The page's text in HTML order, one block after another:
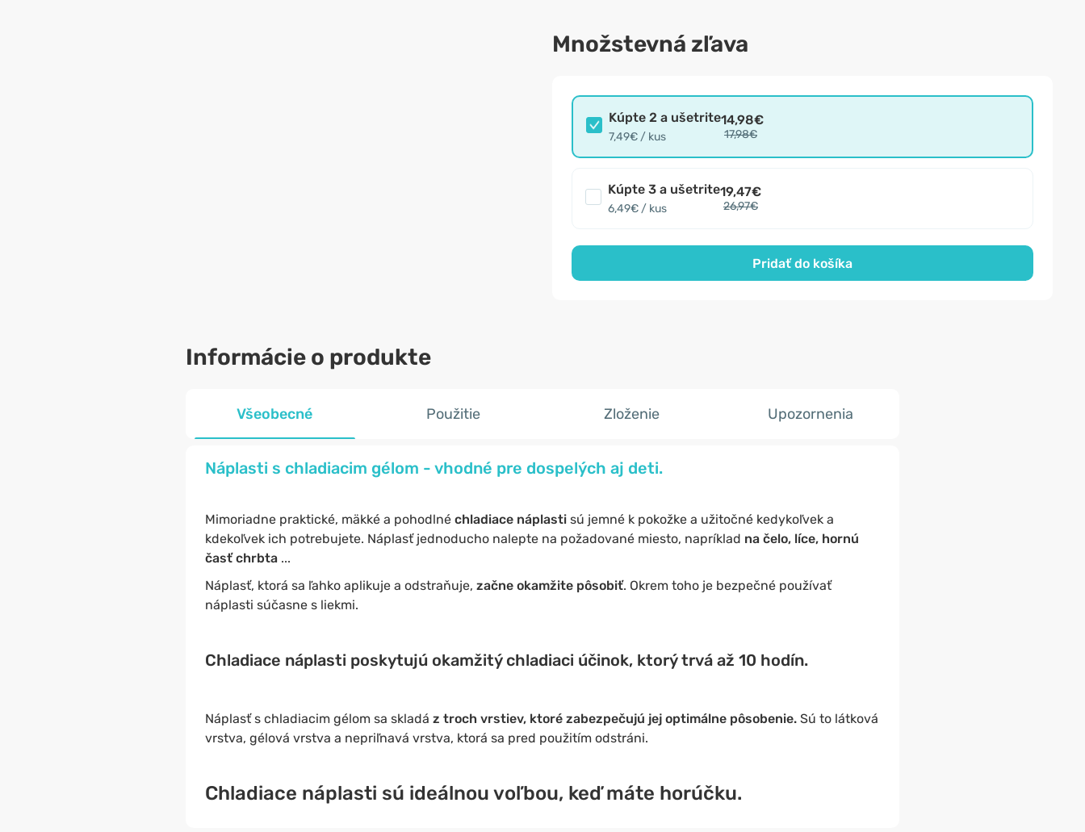
Množstevná zľava
Kúpte 2 a ušetrite
7,49€ / kus
14,98€
17,98€
Kúpte 3 a ušetrite
6,49€ / kus
19,47€
26,97€
Pridať do košíka
Informácie o produkte
Všeobecné Použitie Zloženie Upozornenia
Náplasti s chladiacim gélom - vhodné pre dospelých aj deti.
Mimoriadne praktické, mäkké a pohodlné chladiace náplasti sú jemné k pokožke a užitočné kedykoľvek a
kdekoľvek ich potrebujete. Náplasť jednoducho nalepte na požadované miesto, napríklad na čelo, líce, hornú
časť chrbta ...
Náplasť, ktorá sa ľahko aplikuje a odstraňuje, začne okamžite pôsobiť. Okrem toho je bezpečné používať
náplasti súčasne s liekmi.
Chladiace náplasti poskytujú okamžitýchladiaci účinok, ktorý trvá až 10 hodín.
Náplasť s chladiacim gélom sa skladá z troch vrstiev, ktoré zabezpečujú jej optimálne pôsobenie.Sú to látková
vrstva, gélová vrstva a nepriľnavá vrstva, ktorá sa pred použitím odstráni.
Chladiace náplasti sú ideálnou voľbou, keď máte horúčku.